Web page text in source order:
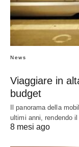
News
Viaggiare in
budget
Il panorama della
ultimi anni, rendendo
8 mesi ago